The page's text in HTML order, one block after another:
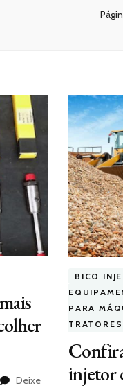
Deixe
BICO
PARA
TRATORES
injetor